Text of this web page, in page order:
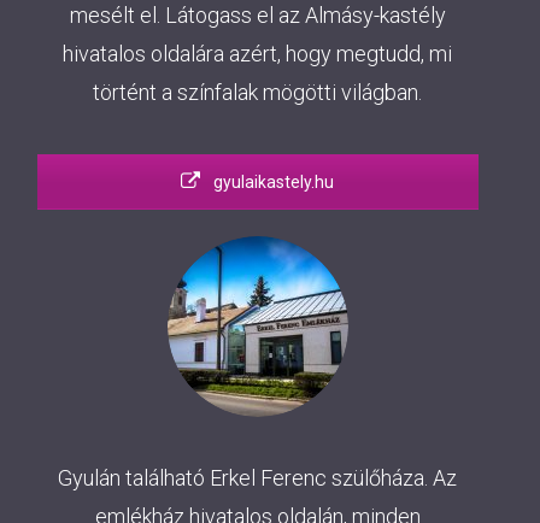
mesélt el. Látogass el az Almásy-kastély
hivatalos oldalára azért, hogy megtudd, mi
történt a színfalak mögötti világban.
gyulaikastely.hu
Gyulán található Erkel Ferenc szülőháza. Az
emlékház hivatalos oldalán, minden